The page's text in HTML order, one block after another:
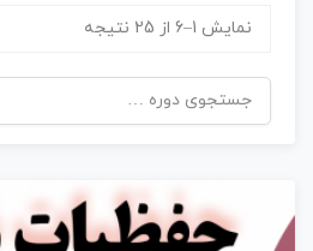
نمایش 1–6 از 25 نتیجه
جستجو
برای: